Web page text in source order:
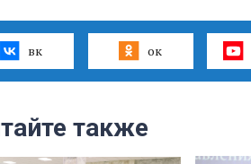
вк ок
также